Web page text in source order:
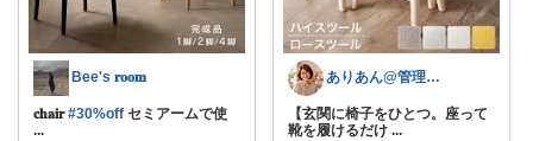
Bee's 𝐫𝐨𝐨𝐦
𝐜𝐡𝐚𝐢𝐫#30%off セミアームで使
...
ありあん@管理職シンママの手間なし生活
【玄関に椅子をひとつ。座って
靴を履けるだけ ...